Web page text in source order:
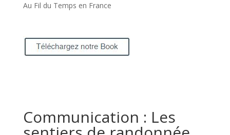
Au Fil du Temps en France
Communication : Les